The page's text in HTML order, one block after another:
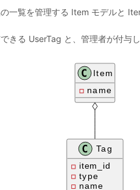
一覧を管理する Item モデルと
きる UserTag と、管理者が付与